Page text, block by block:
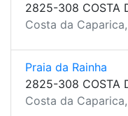
2825-308 COSTA
Costa da
Praia da Rainha
2825-308 COSTA
Costa da